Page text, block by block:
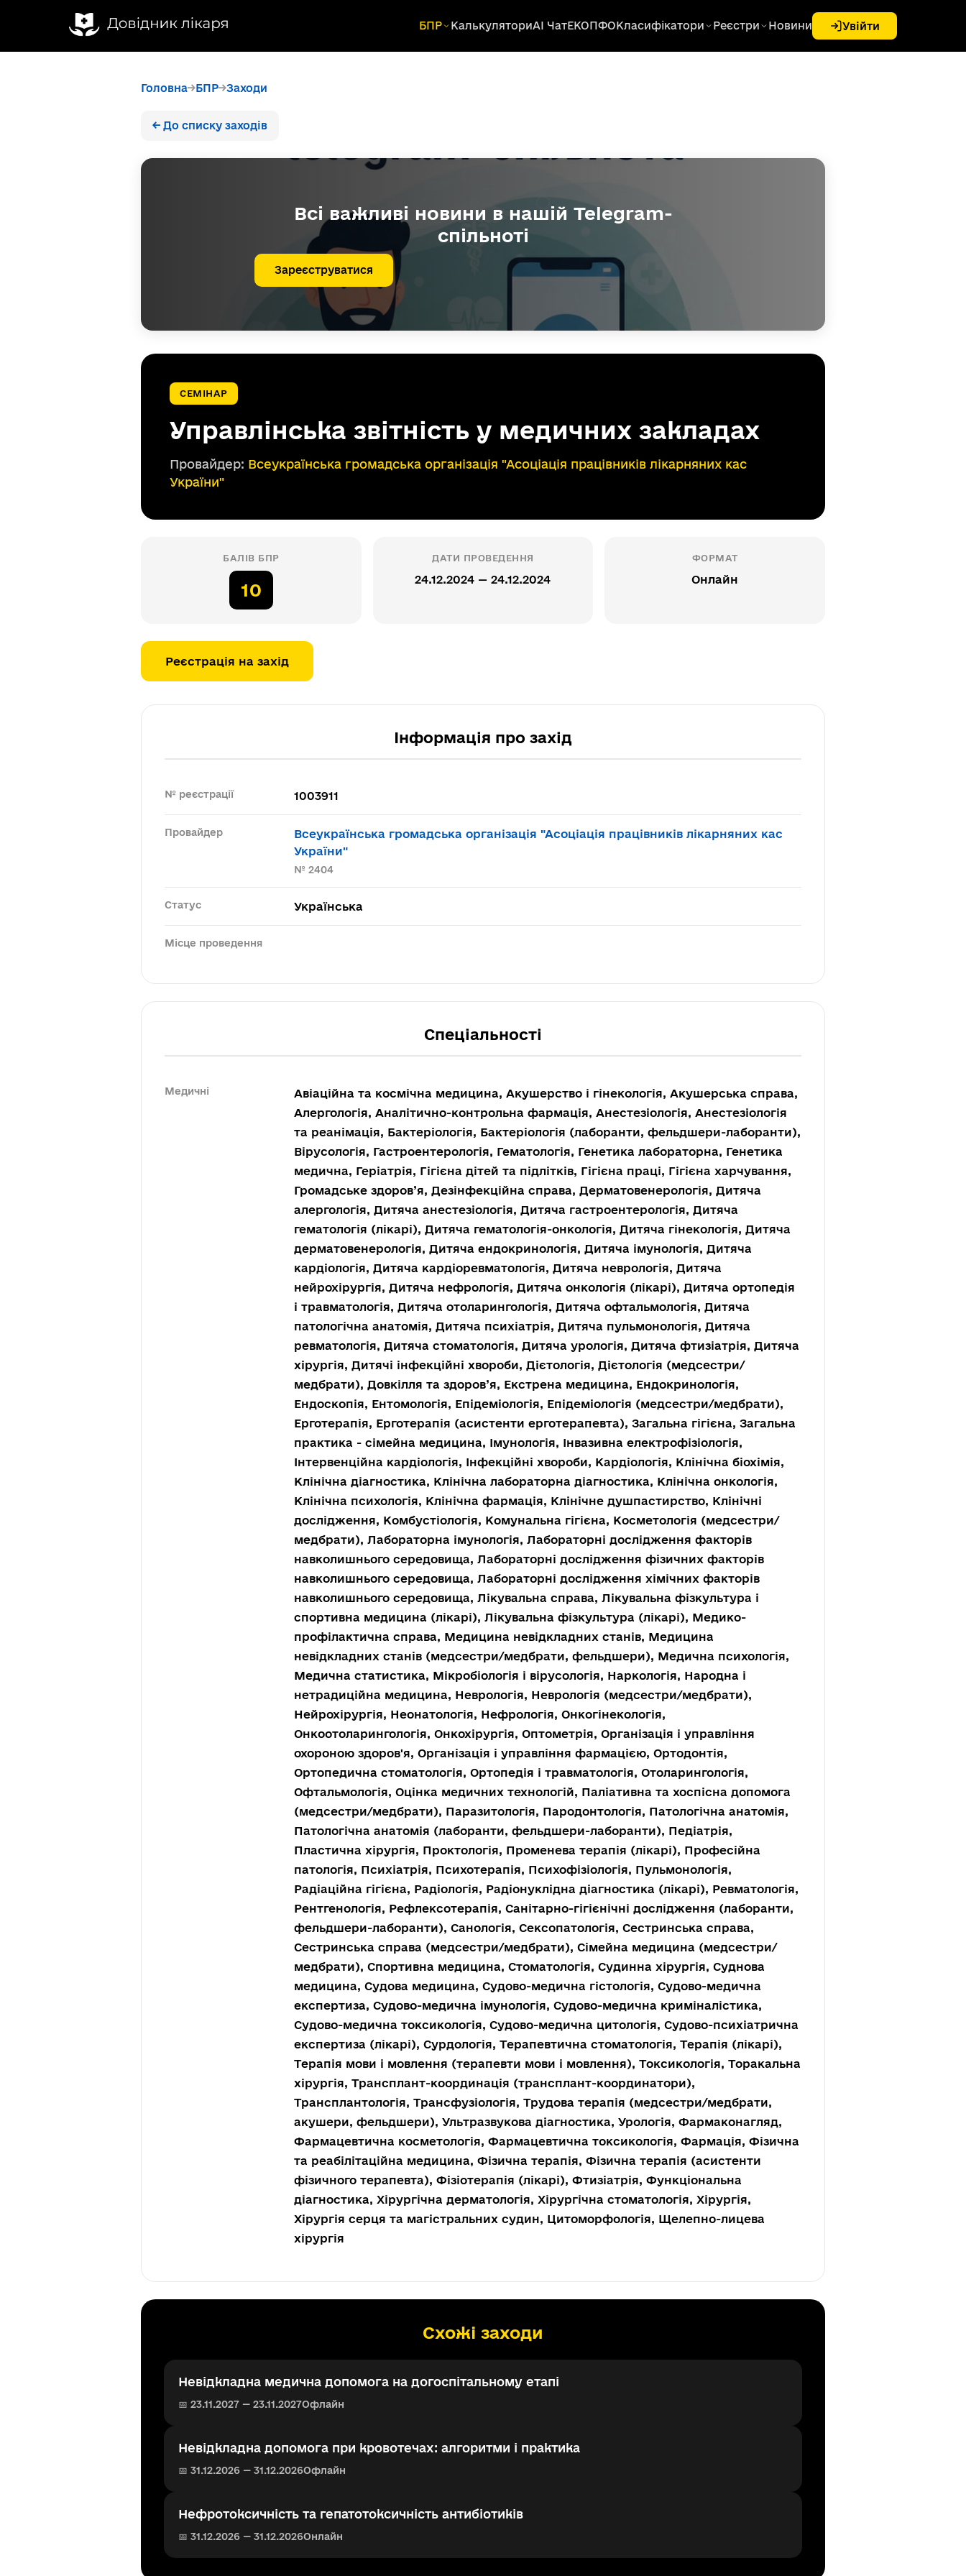
БПР КалькуляториAI ЧатЕКОПФОКласифікатори Реєстри Новини Увійти
Головна БПР Заходи
← До списку заходів
Всі важливі новини в нашій Telegram-
спільноті
Зареєструватися
СЕМІНАР
Управлінська звітність у медичних закладах
Провайдер: Всеукраїнська громадська організація "Асоціація працівників лікарняних кас
України"
БАЛІВ БПР
10
ДАТИ ПРОВЕДЕННЯ
24.12.2024 — 24.12.2024
ФОРМАТ
Онлайн
Реєстрація на захід
Інформація про захід
№ реєстрації 1003911
Провайдер
Всеукраїнська громадська організація "Асоціація працівників лікарняних кас
України"
№ 2404
Статус Українська
Місце проведення
Спеціальності
Медичні
Авіаційна та космічна медицина, Акушерство і гінекологія, Акушерська справа,
Алергологія, Аналітично-контрольна фармація, Анестезіологія, Анестезіологія
та реанімація, Бактеріологія, Бактеріологія (лаборанти, фельдшери-лаборанти),
Вірусологія, Гастроентерологія, Гематологія, Генетика лабораторна, Генетика
медична, Геріатрія, Гігієна дітей та підлітків, Гігієна праці, Гігієна харчування,
Громадське здоров’я, Дезінфекційна справа, Дерматовенерологія, Дитяча
алергологія, Дитяча анестезіологія, Дитяча гастроентерологія, Дитяча
гематологія (лікарі), Дитяча гематологія-онкологія, Дитяча гінекологія, Дитяча
дерматовенерологія, Дитяча ендокринологія, Дитяча імунологія, Дитяча
кардіологія, Дитяча кардіоревматологія, Дитяча неврологія, Дитяча
нейрохірургія, Дитяча нефрологія, Дитяча онкологія (лікарі), Дитяча ортопедія
і травматологія, Дитяча отоларингологія, Дитяча офтальмологія, Дитяча
патологічна анатомія, Дитяча психіатрія, Дитяча пульмонологія, Дитяча
ревматологія, Дитяча стоматологія, Дитяча урологія, Дитяча фтизіатрія, Дитяча
хірургія, Дитячі інфекційні хвороби, Дієтологія, Дієтологія (медсестри/
медбрати), Довкілля та здоров’я, Екстрена медицина, Ендокринологія,
Ендоскопія, Ентомологія, Епідеміологія, Епідеміологія (медсестри/медбрати),
Ерготерапія, Ерготерапія (асистенти ерготерапевта), Загальна гігієна, Загальна
практика - сімейна медицина, Імунологія, Інвазивна електрофізіологія,
Інтервенційна кардіологія, Інфекційні хвороби, Кардіологія, Клінічна біохімія,
Клінічна діагностика, Клінічна лабораторна діагностика, Клінічна онкологія,
Клінічна психологія, Клінічна фармація, Клінічне душпастирство, Клінічні
дослідження, Комбустіологія, Комунальна гігієна, Косметологія (медсестри/
медбрати), Лабораторна імунологія, Лабораторні дослідження факторів
навколишнього середовища, Лабораторні дослідження фізичних факторів
навколишнього середовища, Лабораторні дослідження хімічних факторів
навколишнього середовища, Лікувальна справа, Лікувальна фізкультура і
спортивна медицина (лікарі), Лікувальна фізкультура (лікарі), Медико-
профілактична справа, Медицина невідкладних станів, Медицина
невідкладних станів (медсестри/медбрати, фельдшери), Медична психологія,
Медична статистика, Мікробіологія і вірусологія, Наркологія, Народна і
нетрадиційна медицина, Неврологія, Неврологія (медсестри/медбрати),
Нейрохірургія, Неонатологія, Нефрологія, Онкогінекологія,
Онкоотоларингологія, Онкохірургія, Оптометрія, Організація і управління
охороною здоров'я, Організація і управління фармацією, Ортодонтія,
Ортопедична стоматологія, Ортопедія і травматологія, Отоларингологія,
Офтальмологія, Оцінка медичних технологій, Паліативна та хоспісна допомога
(медсестри/медбрати), Паразитологія, Пародонтологія, Патологічна анатомія,
Патологічна анатомія (лаборанти, фельдшери-лаборанти), Педіатрія,
Пластична хірургія, Проктологія, Променева терапія (лікарі), Професійна
патологія, Психіатрія, Психотерапія, Психофізіологія, Пульмонологія,
Радіаційна гігієна, Радіологія, Радіонуклідна діагностика (лікарі), Ревматологія,
Рентгенологія, Рефлексотерапія, Санітарно-гігієнічні дослідження (лаборанти,
фельдшери-лаборанти), Санологія, Сексопатологія, Сестринська справа,
Сестринська справа (медсестри/медбрати), Сімейна медицина (медсестри/
медбрати), Спортивна медицина, Стоматологія, Судинна хірургія, Суднова
медицина, Судова медицина, Судово-медична гістологія, Судово-медична
експертиза, Судово-медична імунологія, Судово-медична криміналістика,
Судово-медична токсикологія, Судово-медична цитологія, Судово-психіатрична
експертиза (лікарі), Сурдологія, Терапевтична стоматологія, Терапія (лікарі),
Терапія мови і мовлення (терапевти мови і мовлення), Токсикологія, Торакальна
хірургія, Трансплант-координація (трансплант-координатори),
Трансплантологія, Трансфузіологія, Трудова терапія (медсестри/медбрати,
акушери, фельдшери), Ультразвукова діагностика, Урологія, Фармаконагляд,
Фармацевтична косметологія, Фармацевтична токсикологія, Фармація, Фізична
та реабілітаційна медицина, Фізична терапія, Фізична терапія (асистенти
фізичного терапевта), Фізіотерапія (лікарі), Фтизіатрія, Функціональна
діагностика, Хірургічна дерматологія, Хірургічна стоматологія, Хірургія,
Хірургія серця та магістральних судин, Цитоморфологія, Щелепно-лицева
хірургія
Схожі заходи
Невідкладна медична допомога на догоспітальному етапі
📅 23.11.2027 — 23.11.2027Офлайн
Невідкладна допомога при кровотечах: алгоритми і практика
📅 31.12.2026 — 31.12.2026Офлайн
Нефротоксичність та гепатотоксичність антибіотиків
📅 31.12.2026 — 31.12.2026Онлайн